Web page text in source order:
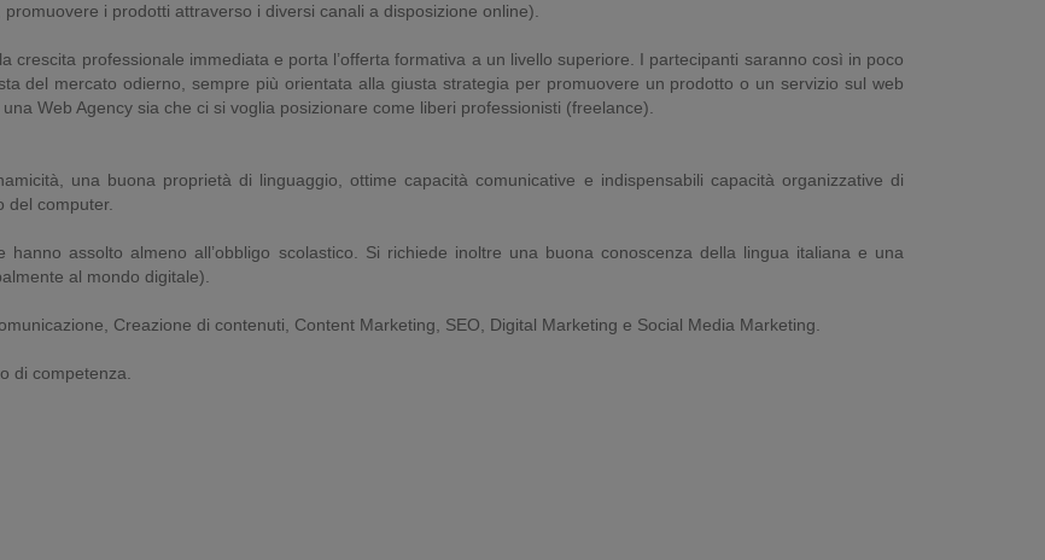
i prodotti attraverso i diversi canali a disposizione online).
crescita professionale immediata e porta l’offerta formativa a un livello superiore. I partecipanti saranno così in poco
del mercato odierno, sempre più orientata alla giusta strategia per promuovere un prodotto o un servizio sul web
Web Agency sia che ci si voglia posizionare come liberi professionisti (freelance).
una buona proprietà di linguaggio, ottime capacità comunicative e indispensabili capacità organizzative di
del computer.
hanno assolto almeno all’obbligo scolastico. Si richiede inoltre una buona conoscenza della lingua italiana e una
al mondo digitale).
Creazione di contenuti, Content Marketing, SEO, Digital Marketing e Social Media Marketing.
di competenza.